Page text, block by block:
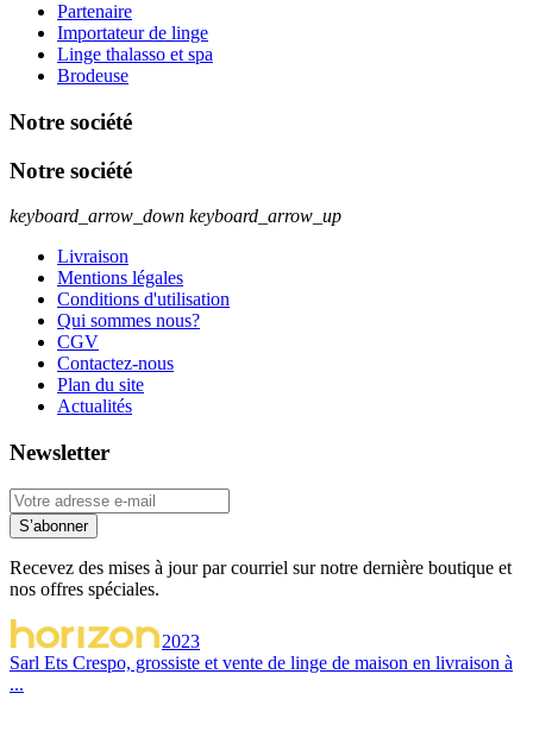
Partenaire
Importateur de linge
Linge thalasso et spa
Brodeuse
Notre société
Notre société
keyboard_arrow_down keyboard_arrow_up
Livraison
Mentions légales
Conditions d'utilisation
Qui sommes nous?
CGV
Contactez-nous
Plan du site
Actualités
Newsletter
S’abonner
Recevez des mises à jour par courriel sur notre dernière boutique et
nos offres spéciales.
2023
Sarl Ets Crespo, grossiste et vente de linge de maison en livraison à
...